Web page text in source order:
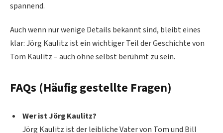
spannend.
Auch wenn nur wenige Details bekannt sind, bleibt eines
klar: Jörg Kaulitz ist ein wichtiger Teil der Geschichte von
Tom Kaulitz – auch ohne selbst berühmt zu sein.
FAQs (Häufig gestellte Fragen)
Wer ist Jörg Kaulitz?
Jörg Kaulitz ist der leibliche Vater von Tom und Bill